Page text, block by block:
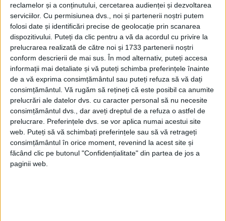
reclamelor și a conținutului, cercetarea audienței și dezvoltarea
serviciilor. Cu permisiunea dvs., noi și partenerii noștri putem
folosi date și identificări precise de geolocație prin scanarea
dispozitivului. Puteți da clic pentru a vă da acordul cu privire la
prelucrarea realizată de către noi și 1733 partenerii noștri
conform descrierii de mai sus. În mod alternativ, puteți accesa
informații mai detaliate și vă puteți schimba preferințele înainte
de a vă exprima consimțământul sau puteți refuza să vă dați
consimțământul. Vă rugăm să rețineți că este posibil ca anumite
prelucrări ale datelor dvs. cu caracter personal să nu necesite
consimțământul dvs., dar aveți dreptul de a refuza o astfel de
prelucrare. Preferințele dvs. se vor aplica numai acestui site
web. Puteți să vă schimbați preferințele sau să vă retrageți
consimțământul în orice moment, revenind la acest site și
făcând clic pe butonul "Confidențialitate" din partea de jos a
paginii web.
microscopice și paraziți purtați de diverse
căpușe, care afectează celulele roșii din
sânge. Mulți l-au considerat pe omul de
știință român demn de un Premiu Nobel,
pe care l-ar fi câștigat dacă ar fi rămas în
afara granițelor României.